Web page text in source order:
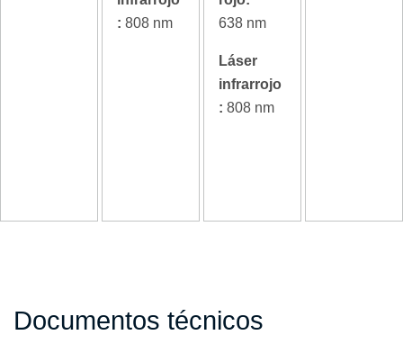
: 808 nm
638 nm
Láser
infrarrojo
: 808 nm
Documentos técnicos